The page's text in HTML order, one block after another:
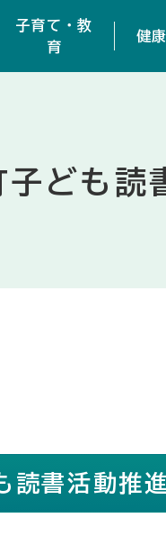
子育て・教
育
健
ども読
読書活動推